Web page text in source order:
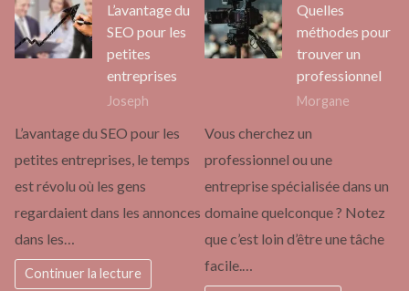
L’avantage du
SEO pour les
petites
entreprises
Joseph
L’avantage du SEO pour les
petites entreprises, le temps
est révolu où les gens
regardaient dans les annonces
dans les…
Continuer la lecture
Quelles
méthodes pour
trouver un
professionnel
Morgane
Vous cherchez un
professionnel ou une
entreprise spécialisée dans un
domaine quelconque ? Notez
que c’est loin d’être une tâche
facile.…